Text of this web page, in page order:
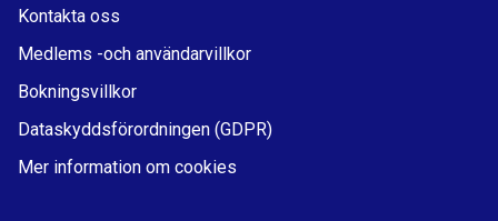
Kontakta oss
Medlems -och användarvillkor
Bokningsvillkor
Dataskyddsförordningen (GDPR)
Mer information om cookies